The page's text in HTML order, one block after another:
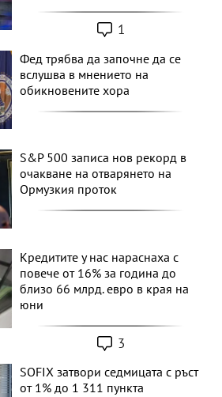
1
Фед трябва да започне да се
вслушва в мнението на
обикновените хора
S&P 500 записа нов рекорд в
очакване на отварянето на
Ормузкия проток
Кредитите у нас нараснаха с
повече от 16% за година до
близо 66 млрд. евро в края на
юни
3
SOFIX затвори седмицата с ръст
от 1% до 1 311 пункта